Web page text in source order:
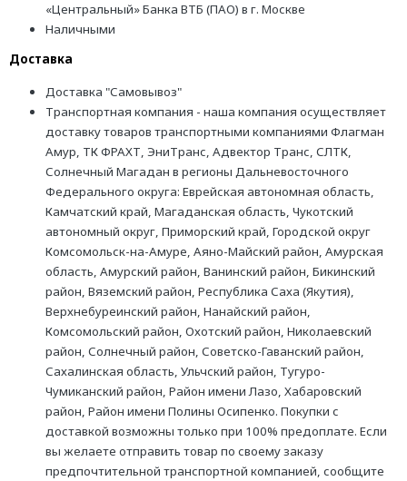
«Центральный» Банка ВТБ (ПАО) в г. Москве
Наличными
Доставка
Доставка "Самовывоз"
Транспортная компания - наша компания осуществляет
доставку товаров транспортными компаниями Флагман
Амур, ТК ФРАХТ, ЭниТранс, Адвектор Транс, СЛТК,
Солнечный Магадан в регионы Дальневосточного
Федерального округа: Еврейская автономная область,
Камчатский край, Магаданская область, Чукотский
автономный округ, Приморский край, Городской округ
Комсомольск-на-Амуре, Аяно-Майский район, Амурская
область, Амурский район, Ванинский район, Бикинский
район, Вяземский район, Республика Саха (Якутия),
Верхнебуреинский район, Нанайский район,
Комсомольский район, Охотский район, Николаевский
район, Солнечный район, Советско-Гаванский район,
Сахалинская область, Ульчский район, Тугуро-
Чумиканский район, Район имени Лазо, Хабаровский
район, Район имени Полины Осипенко. Покупки с
доставкой возможны только при 100% предоплате. Если
вы желаете отправить товар по своему заказу
предпочтительной транспортной компанией, сообщите